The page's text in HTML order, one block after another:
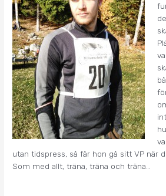
utan tidspress, så får hon gå sitt VP när
Som med allt, träna, träna och träna…